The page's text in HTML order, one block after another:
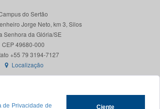
de Privacidade de Ciente
do Sertão
Jorge Neto, km 3, Silos
Senhora da Glória/SE
CEP 49680-000
Contato +55 79 3194-7127
Localização